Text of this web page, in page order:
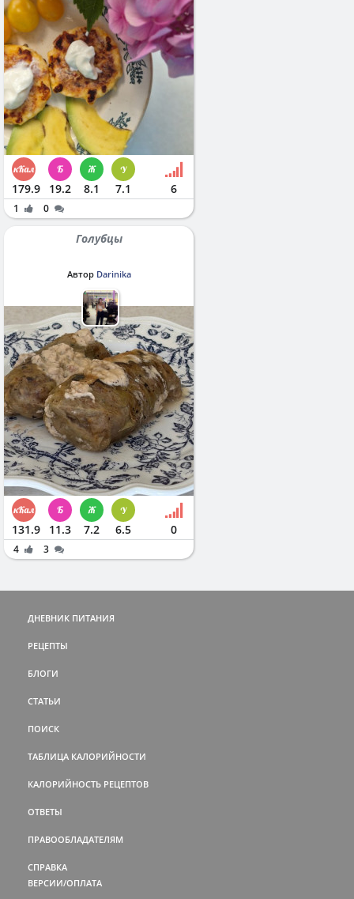
179.9 19.2 8.1 7.1 6
1 0
Голубцы
Автор Darinika
131.9 11.3 7.2 6.5 0
4 3
ДНЕВНИК ПИТАНИЯ
РЕЦЕПТЫ
БЛОГИ
СТАТЬИ
ПОИСК
ТАБЛИЦА КАЛОРИЙНОСТИ
КАЛОРИЙНОСТЬ РЕЦЕПТОВ
ОТВЕТЫ
ПРАВООБЛАДАТЕЛЯМ
СПРАВКА
ВЕРСИИ/ОПЛАТА